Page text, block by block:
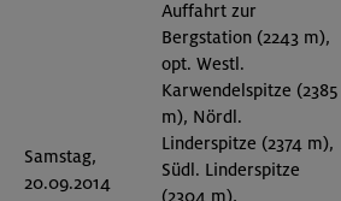
Samstag,
20.09.2014
Auffahrt zur
Bergstation (2243 m),
opt. Westl.
Karwendelspitze (2385
m), Nördl.
Linderspitze (2374 m),
Südl. Linderspitze
(2304 m),